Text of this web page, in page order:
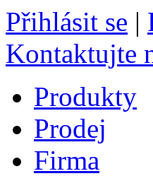
Přihlásit se |
Kontaktujte
Produkty
Prodej
Firma